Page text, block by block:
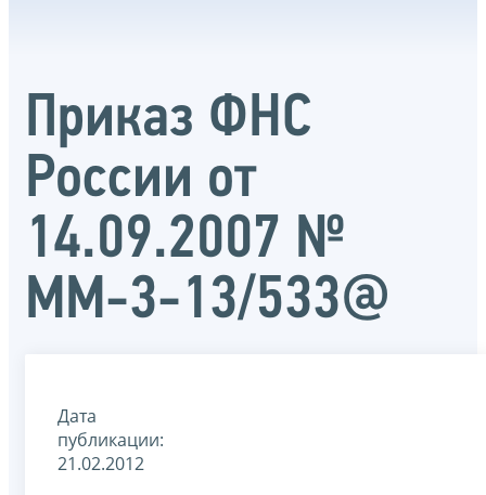
Приказ ФНС
России от
14.09.2007 №
ММ-3-13/533@
Дата
публикации:
21.02.2012